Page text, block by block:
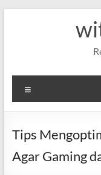
Tips
Agar Gaming